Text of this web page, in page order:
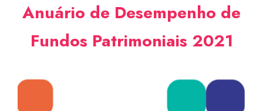
Anuário de Desempenho de
Fundos Patrimoniais 2021